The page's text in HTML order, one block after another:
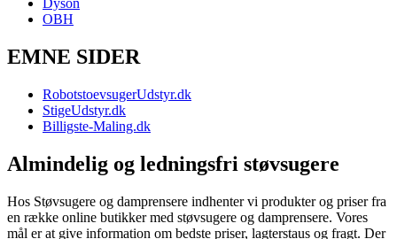
Dyson
OBH
EMNE SIDER
RobotstoevsugerUdstyr.dk
StigeUdstyr.dk
Billigste-Maling.dk
Almindelig og ledningsfri støvsugere
Hos Støvsugere og damprensere indhenter vi produkter og priser fra
en række online butikker med støvsugere og damprensere. Vores
mål er at give information om bedste priser, lagterstaus og fragt. Der